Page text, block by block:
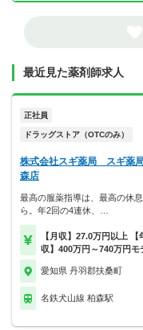
最近見た薬剤師求人
正社員
ドラッグストア（OTCのみ）
株式会社スギ薬局 スギ薬
森店
最高の服薬指導は、最高の休
ら。年2回の4連休、…
【月収】27.0万円以上 【
収】400万円～740万円モ
愛知県 丹羽郡扶桑町
名鉄犬山線 柏森駅